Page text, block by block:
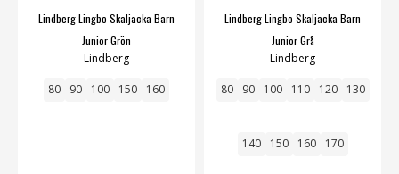
Lindberg Lingbo Skaljacka Barn
Junior Grön
Lindberg
80 90 100 150 160
Lindberg Lingbo Skaljacka Barn
Junior Grå
Lindberg
80 90 100 110 120 130
140 150 160 170